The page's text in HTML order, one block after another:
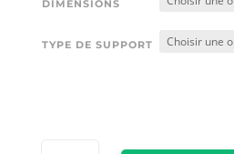
DIMENSIONS
TYPE DE SUPPORT